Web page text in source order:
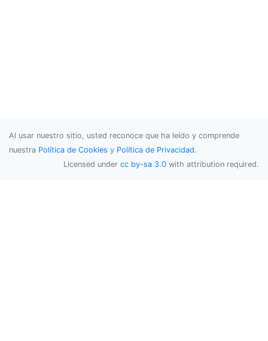
Al usar nuestro sitio, usted reconoce que ha leído y comprende
nuestra Política de Cookies y Política de Privacidad.
Licensed under cc by-sa 3.0 with attribution required.